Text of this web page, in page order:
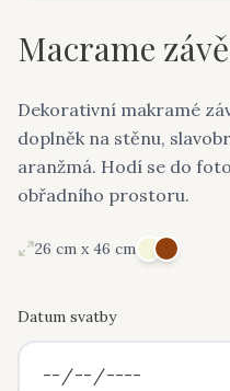
Macrame
Dekorativní makramé
doplněk na stěnu,
aranžmá. Hodí se do
obřadního prostoru.
26 cm x 46 cm
Datum svatby